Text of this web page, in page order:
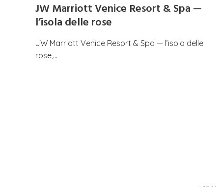
JW Marriott Venice Resort & Spa —
l’isola delle rose
JW Marriott Venice Resort & Spa — l’isola delle
rose,…